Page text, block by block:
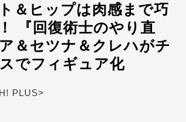
＆ヒップは肉感まで巧
『回復術士のやり直
＆セツナ＆クレハがチ
でフィギュア化
PLUS>